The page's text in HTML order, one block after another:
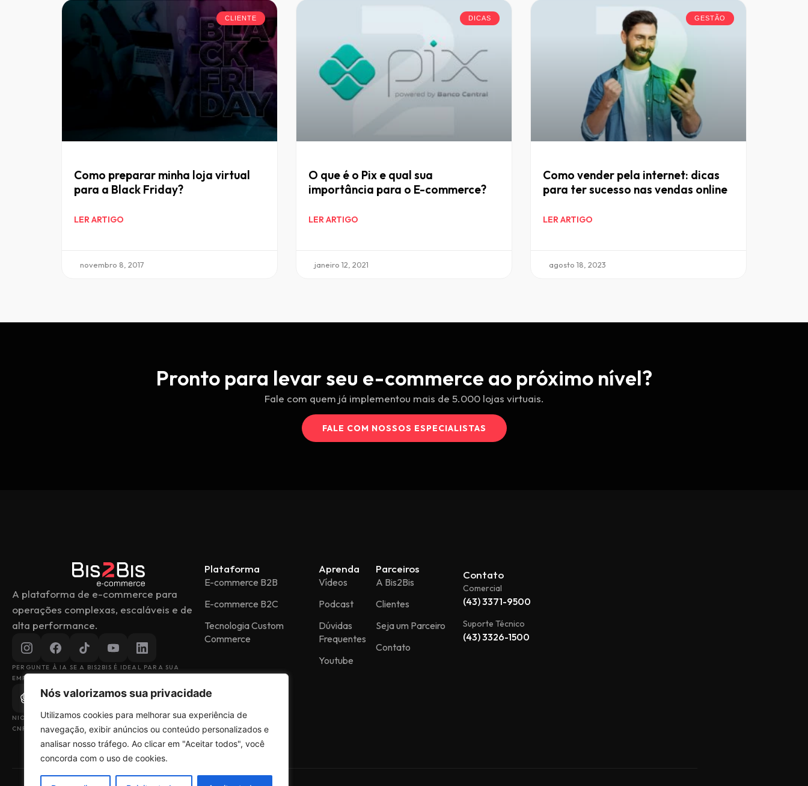
Nós valorizamos sua privacidade
Utilizamos cookies para melhorar sua experiência de
navegação, exibir anúncios ou conteúdo personalizados e
analisar nosso tráfego. Ao clicar em "Aceitar todos", você
concorda com o uso de cookies.
CLIENTE
Como preparar minha loja virtual
para a Black Friday?
LER ARTIGO
novembro 8, 2017
DICAS
O que é o Pix e qual sua
importância para o E-commerce?
LER ARTIGO
janeiro 12, 2021
GESTÃO
Como vender pela internet: dicas
para ter sucesso nas vendas online
LER ARTIGO
agosto 18, 2023
Pronto para levar seu e-commerce ao próximo nível?
Fale com quem já implementou mais de 5.000 lojas virtuais.
FALE COM NOSSOS ESPECIALISTAS
A plataforma de e-commerce para
operações complexas, escaláveis e de
alta performance.
PERGUNTE À IA SE A BIS2BIS É IDEAL PARA SUA
EMPRESA
NIOBIO DESENVOLVIMENTO DE SISTEMAS LTDA
CNPJ: 43.153.880/0001-49
Plataforma
E-commerce B2B
E-commerce B2C
Tecnologia Custom
Commerce
Aprenda
Vídeos
Podcast
Dúvidas
Frequentes
Youtube
Parceiros
A Bis2Bis
Clientes
Seja um Parceiro
Contato
Contato
Comercial
(43) 3371-9500
Suporte Técnico
(43) 3326-1500